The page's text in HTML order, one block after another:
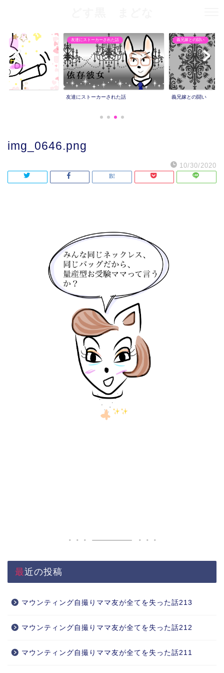
友達にストーカーされた話
友達にストーカーされた話
義兄嫁との闘い
義兄嫁との闘い
img_0646.png
10/30/2020
最近の投稿
マウンティング自撮りママ友が全てを失った話213
マウンティング自撮りママ友が全てを失った話212
マウンティング自撮りママ友が全てを失った話211